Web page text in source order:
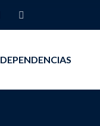
DEPENDENCIAS